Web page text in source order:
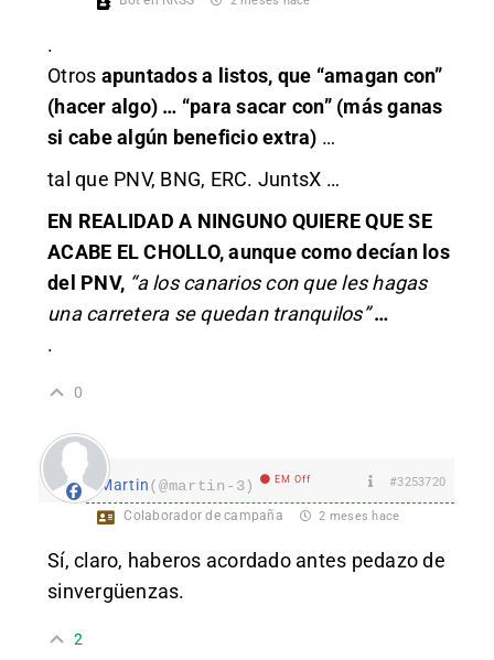
.
Otros apuntados a listos, que “amagan con”
(hacer algo) … “para sacar con” (más ganas
si cabe algún beneficio extra) …
tal que PNV, BNG, ERC. JuntsX …
EN REALIDAD A NINGUNO QUIERE QUE SE
ACABE EL CHOLLO, aunque como decían los
del PNV, “a los canarios con que les hagas
una carretera se quedan tranquilos”…
.
0
Martin(@martin-3) EM Off #3253720
Colaborador de campaña 2 meses hace
Sí, claro, haberos acordado antes pedazo de
sinvergüenzas.
2